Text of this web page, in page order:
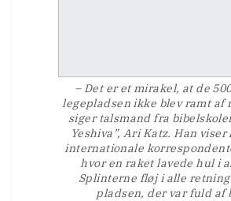
– Det er et mirakel, at de
legepladsen ikke blev ramt af
siger talsmand fra
Yeshiva”, Ari Katz. Han
internationale
hvor en raket lavede hul i
Splinterne fløj i alle
pladsen, der var fuld af